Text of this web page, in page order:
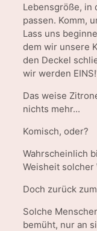
Lebensgröße, in
passen. Komm,
Lass uns
dem wir unsere
den Deckel
wir werden
Das weise
nichts mehr...
Komisch, oder?
Wahrscheinlich
Weisheit solcher
Doch zurück
Solche
bemüht, nur an